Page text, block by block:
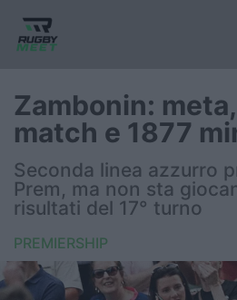
Nazionali giovanili
Rugby Sevens
FIR
Zambonin:
match e 1877
Seconda linea azzurro
Prem, ma non sta
risultati del 17° turno
PREMIERSHIP